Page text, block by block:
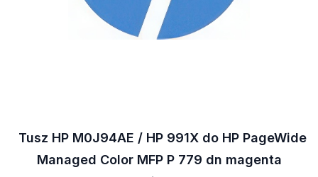
Tusz HP M0J94AE / HP 991X do HP PageWide
Managed Color MFP P 779 dn magenta